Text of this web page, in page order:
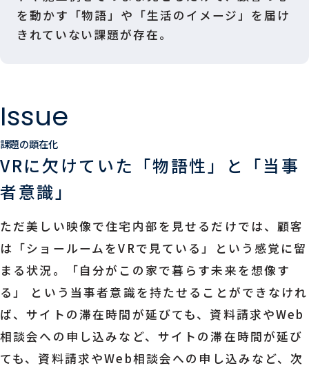
を動かす「物語」や「生活のイメージ」を届け
きれていない課題が存在。
Issue
課題の顕在化
VRに欠けていた「物語性」と「当事
者意識」
ただ美しい映像で住宅内部を見せるだけでは、顧客
は「ショールームをVRで見ている」という感覚に留
まる状況。「自分がこの家で暮らす未来を想像す
る」 という当事者意識を持たせることができなけれ
ば、サイトの滞在時間が延びても、資料請求やWeb
相談会への申し込みなど、サイトの滞在時間が延び
ても、資料請求やWeb相談会への申し込みなど、次